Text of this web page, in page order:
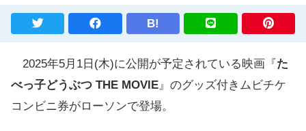
B!
2025年5月1日(木)に公開が予定されている映画『た
べっ子どうぶつ THE MOVIE』のグッズ付きムビチケ
コンビニ券がローソンで登場。